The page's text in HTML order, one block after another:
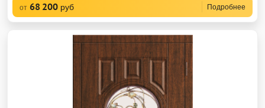
от 68 200 руб Подробнее